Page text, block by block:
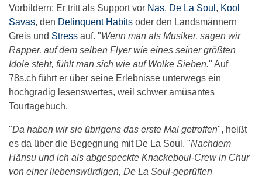
Vorbildern: Er tritt als Support vor Nas, De La Soul , Kool
Savas, den Delinquent Habits oder den Landsmännern
Greis und Stress auf. "Wenn man als Musiker, sagen wir
Rapper, auf dem selben Flyer wie eines seiner größten
Idole steht, fühlt man sich wie auf Wolke Sieben." Auf
78s.ch führt er über seine Erlebnisse unterwegs ein
hochgradig lesenswertes, weil schwer amüsantes
Tourtagebuch.
"Da haben wir sie übrigens das erste Mal getroffen", heißt
es da über die Begegnung mit De La Soul. "Nachdem
Hänsu und ich als abgespeckte Knackeboul-Crew in Chur
von einer liebenswürdigen, De La Soul-geprüften